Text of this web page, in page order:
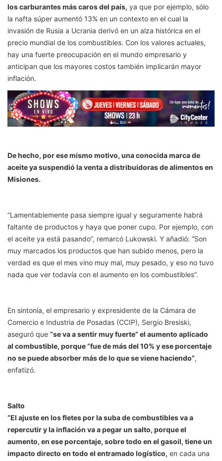
los carburantes más caros del país, ya que por ejemplo, sólo
la nafta súper aumentó 13% en un contexto en el cual la
invasión de Rusia a Ucrania derivó en un alza histórica en el
precio mundial de los combustibles. Con los valores actuales,
hay una fuerte preocupación en el mundo empresario y
anticipan que los mayores costos también implicarán mayor
inflación.
De hecho, por ese mismo motivo, una conocida marca de
aceite ya suspendió la venta a distribuidoras de alimentos en
Misiones.
“Lamentablemente pasa siempre igual y seguramente habrá
faltante de productos y haya que poner cupo. Por ejemplo, con
el aceite ya está pasando”, remarcó Lukowski. Y añadió: “Son
muy marcados los productos que han subido menos, pero la
verdad es que el mes vino muy mal, muy pesado, y eso no tuvo
nada que ver todavía con el aumento en los combustibles”.
En sintonía, el empresario y expresidente de la Cámara de
Comercio e Industria de Posadas (CCIP), Sergio Bresiski,
aseguró que “se va a sentir muy fuerte” el aumento aplicado
al combustible, porque “fue de más del 10% y ese porcentaje
no se puede absorber más de lo que se viene haciendo”,
enfatizó.
Salto
“El ajuste en los fletes por la suba de combustibles va a
repercutir y la inflación va a pegar un salto, porque el
aumento, en ese porcentaje, sobre todo en el gasoil, tiene un
impacto directo en todo el entramado logístico, en cada una